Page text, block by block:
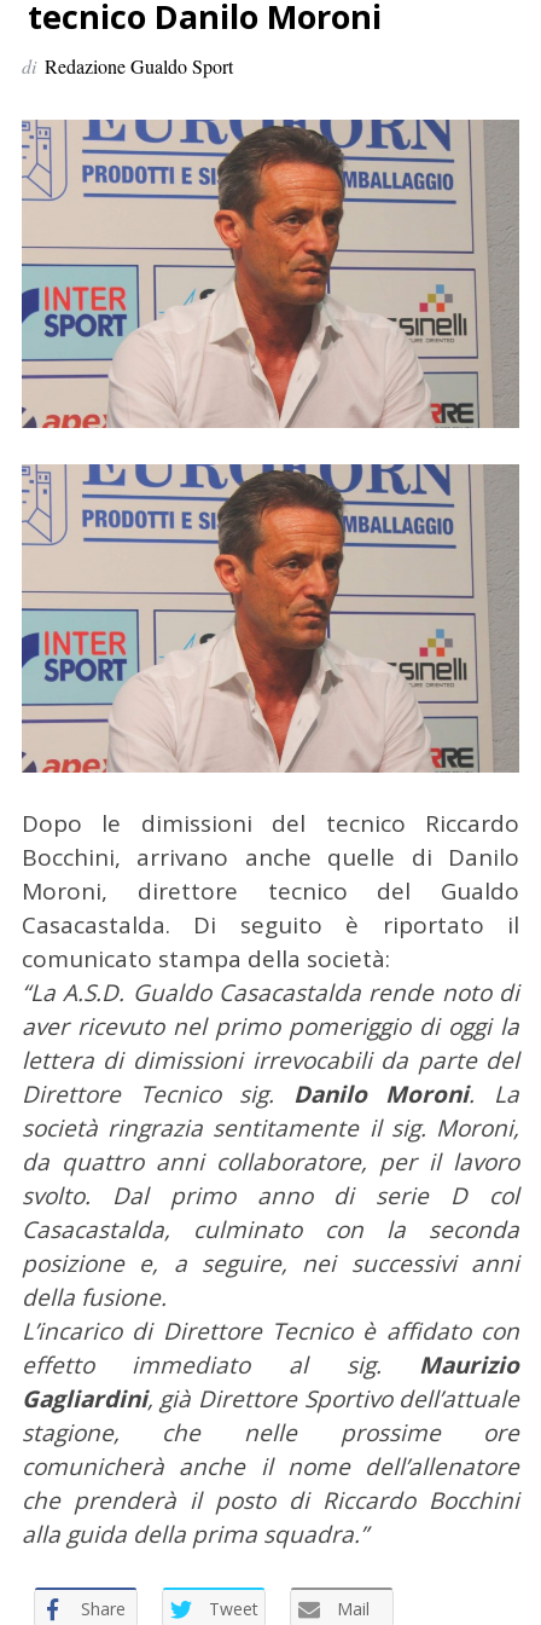
e
r
tecnico Danilo Moroni
di Redazione Gualdo Sport
Dopo le dimissioni del tecnico Riccardo
Bocchini, arrivano anche quelle di Danilo
Moroni, direttore tecnico del Gualdo
Casacastalda. Di seguito è riportato il
comunicato stampa della società:
“La A.S.D. Gualdo Casacastalda rende noto di
aver ricevuto nel primo pomeriggio di oggi la
lettera di dimissioni irrevocabili da parte del
Direttore Tecnico sig. Danilo Moroni. La
società ringrazia sentitamente il sig. Moroni,
da quattro anni collaboratore, per il lavoro
svolto. Dal primo anno di serie D col
Casacastalda, culminato con la seconda
posizione e, a seguire, nei successivi anni
della fusione.
L’incarico di Direttore Tecnico è affidato con
effetto immediato al sig. Maurizio
Gagliardini, già Direttore Sportivo dell’attuale
stagione, che nelle prossime ore
comunicherà anche il nome dell’allenatore
che prenderà il posto di Riccardo Bocchini
alla guida della prima squadra.”
Share Tweet Mail